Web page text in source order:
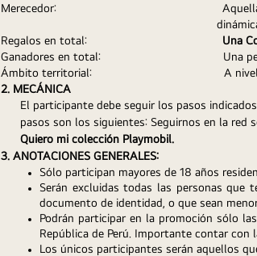
Merecedor:
Regalos en total:
Una
Ganadores en total:
Una
Ámbito territorial:                                         A
2. MECÁNICA
El participante debe seguir los pasos
Quiero mi colección Playmobil.
3. ANOTACIONES GENERALES:
Sólo participan mayores de 18 años
Serán excluidas todas las personas que
documento de identidad, o que sean
Podrán participar en la promoción sólo
República de Perú. Importante contar con
Los únicos participantes serán aquellos